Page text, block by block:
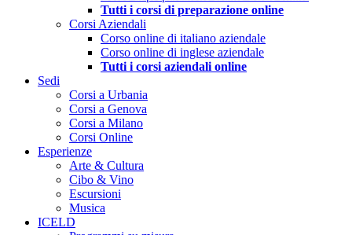
Tutti i corsi di preparazione online
Corsi Aziendali
Corso online di italiano aziendale
Corso online di inglese aziendale
Tutti i corsi aziendali online
Sedi
Corsi a Urbania
Corsi a Genova
Corsi a Milano
Corsi Online
Esperienze
Arte & Cultura
Cibo & Vino
Escursioni
Musica
ICELD